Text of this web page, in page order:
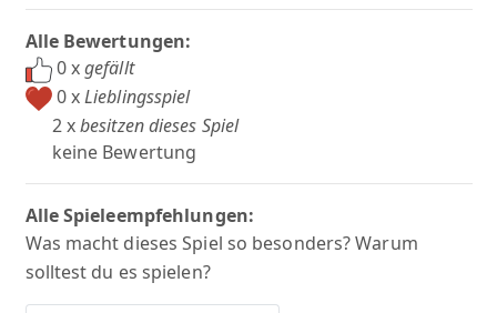
Alle Bewertungen:
0 xgefällt
0 xLieblingsspiel
2 xbesitzen dieses Spiel
keine Bewertung
Alle Spieleempfehlungen:
Was macht dieses Spiel so besonders? Warum
solltest du es spielen?